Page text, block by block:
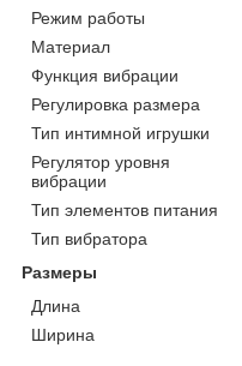
Режим работы
Материал
Функция вибрации
Регулировка размера
Тип интимной игрушки
Регулятор уровня
вибрации
Тип элементов питания
Тип вибратора
Размеры
Длина
Ширина